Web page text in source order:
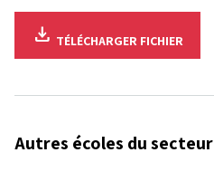
download TÉLÉCHARGER FICHIER
Autres écoles du secteur